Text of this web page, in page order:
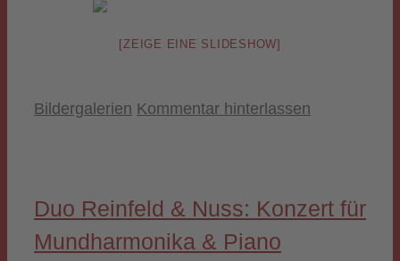
[ZEIGE EINE SLIDESHOW]
Kategorien
Bildergalerien Kommentar hinterlassen
Duo Reinfeld & Nuss: Konzert für
Mundharmonika & Piano